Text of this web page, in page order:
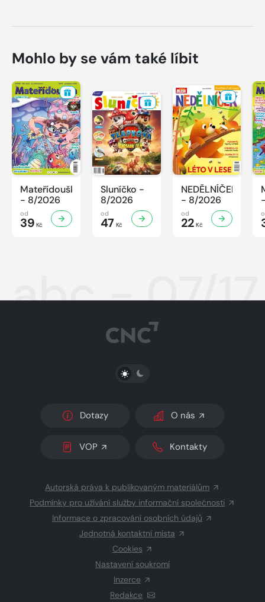
Mohlo by se vám také líbit
Mateřídouška
- 8/2026
od
39 Kč
Sluníčko -
8/2026
od
47 Kč
NEDĚLNÍČEK
- 8/2026
od
22 Kč
abc - 07/17
PŘEPNOUT SVĚTLÝ/TMAVÝ REŽIM
Dotazy O nás
VOP Kontakty
Autorská práva k publikovaným materiálům
Podmínky pro užívání služby informační společnosti
Informace o zpracování osobních údajů
Jednotná kontaktní místa
Cookies
Nastavení soukromí
Inzerce
Redakce